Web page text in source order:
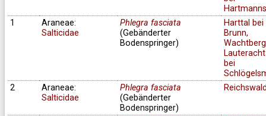
1
Araneae:
Salticidae
Phlegra fasciata
(Gebänderter
Bodenspringer)
Harttal bei
Brunn,
bei
2
Araneae:
Salticidae
Phlegra fasciata
(Gebänderter
Bodenspringer)